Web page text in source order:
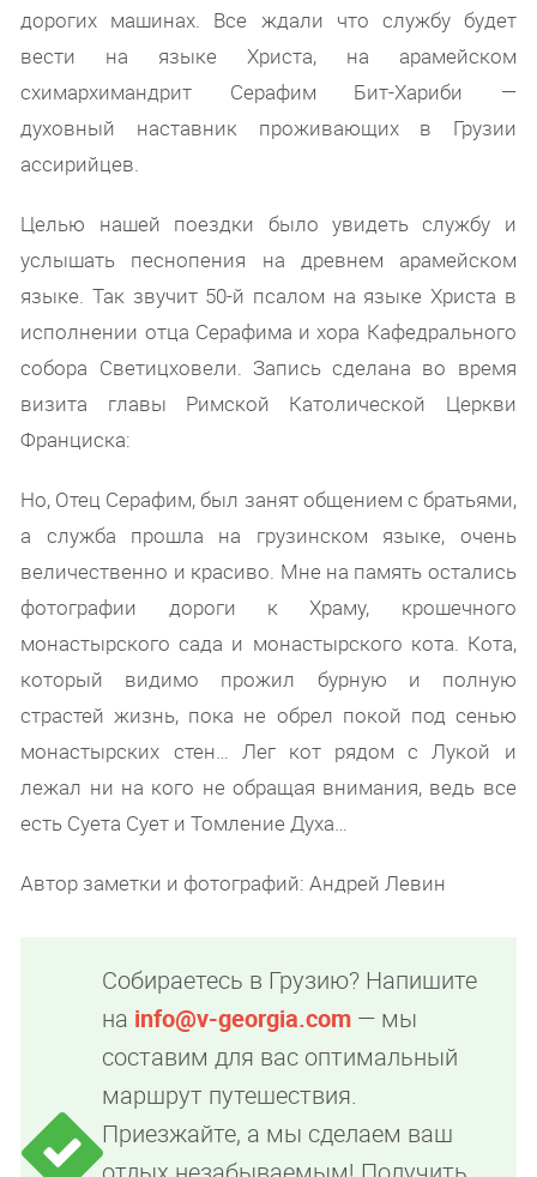
дорогих машинах. Все ждали что службу будет
вести на языке Христа, на арамейском
схимархимандрит Серафим Бит-Хариби —
духовный наставник проживающих в Грузии
ассирийцев.
Целью нашей поездки было увидеть службу и
услышать песнопения на древнем арамейском
языке. Так звучит 50-й псалом на языке Христа в
исполнении отца Серафима и хора Кафедрального
собора Светицховели. Запись сделана во время
визита главы Римской Католической Церкви
Франциска:
Но, Отец Серафим, был занят общением с братьями,
а служба прошла на грузинском языке, очень
величественно и красиво. Мне на память остались
фотографии дороги к Храму, крошечного
монастырского сада и монастырского кота. Кота,
который видимо прожил бурную и полную
страстей жизнь, пока не обрел покой под сенью
монастырских стен… Лег кот рядом с Лукой и
лежал ни на кого не обращая внимания, ведь все
есть Суета Сует и Томление Духа…
Автор заметки и фотографий: Андрей Левин
Собираетесь в Грузию? Напишите
на info@v-georgia.com — мы
составим для вас оптимальный
маршрут путешествия.
Приезжайте, а мы сделаем ваш